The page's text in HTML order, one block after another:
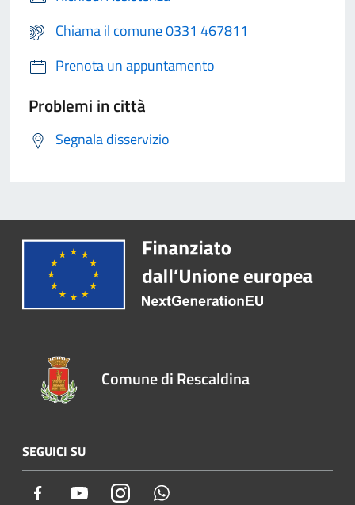
Chiama il comune 0331 467811
Prenota un appuntamento
Problemi in città
Segnala disservizio
Comune di Rescaldina
SEGUICI SU
Facebook YoutubeInstagram